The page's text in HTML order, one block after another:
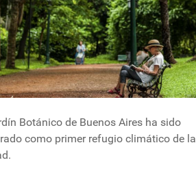
Botánico de Buenos Aires ha sido
como primer refugio climático de la